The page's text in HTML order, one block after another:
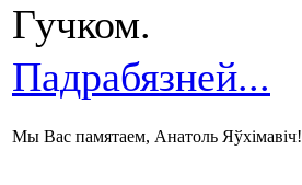
Гучком.
Падрабязней...
Мы Вас памятаем, Анатоль Яўхімавіч!